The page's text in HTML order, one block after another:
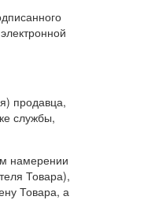
продавца,
службы,
намерении
Товара),
Товара, а